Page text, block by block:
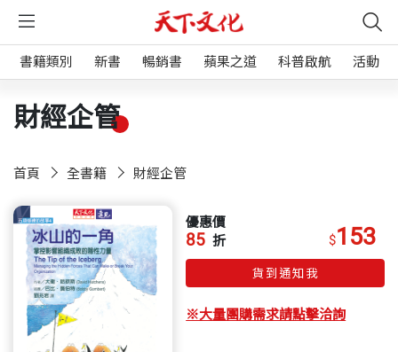
書籍類別 新書 暢銷書 蘋果之道 科普啟航 活動
財經企管
首頁 全書籍 財經企管
優惠價
85 折 $153
貨到通知我
※大量團購需求請點擊洽詢